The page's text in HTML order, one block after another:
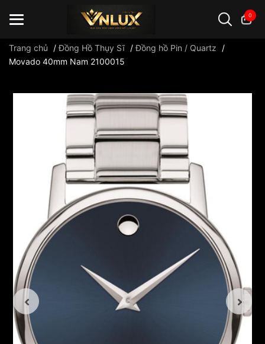
0
Trang chủ /Đồng Hồ Thụy Sĩ /Đồng hồ Pin / Quartz
/
Movado 40mm Nam 2100015